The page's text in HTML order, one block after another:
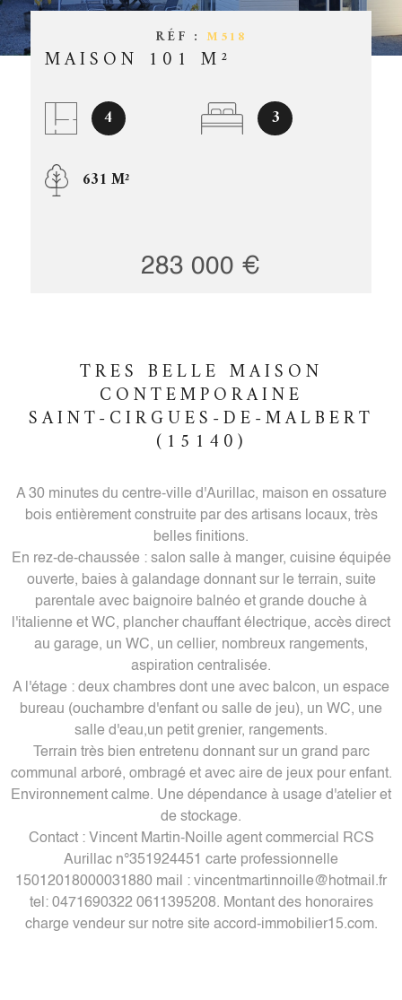
GESTION
RÉF : M518
MAISON 101 M²
4 3
631 M²
283 000 €
TRES BELLE MAISON
CONTEMPORAINE
SAINT-CIRGUES-DE-MALBERT
(15140)
A 30 minutes du centre-ville d'Aurillac, maison en ossature
bois entièrement construite par des artisans locaux, très
belles finitions.
En rez-de-chaussée : salon salle à manger, cuisine équipée
ouverte, baies à galandage donnant sur le terrain, suite
parentale avec baignoire balnéo et grande douche à
l'italienne et WC, plancher chauffant électrique, accès direct
au garage, un WC, un cellier, nombreux rangements,
aspiration centralisée.
A l'étage : deux chambres dont une avec balcon, un espace
bureau (ouchambre d'enfant ou salle de jeu), un WC, une
salle d'eau,un petit grenier, rangements.
Terrain très bien entretenu donnant sur un grand parc
communal arboré, ombragé et avec aire de jeux pour enfant.
Environnement calme. Une dépendance à usage d'atelier et
de stockage.
Contact : Vincent Martin-Noille agent commercial RCS
Aurillac n°351924451 carte professionnelle
15012018000031880 mail : vincentmartinnoille@hotmail.fr
tel: 0471690322 0611395208. Montant des honoraires
charge vendeur sur notre site accord-immobilier15.com.
CHAMPS
RÉFÉRENCE
PARTICULARITÉ
PARTICULARITÉ